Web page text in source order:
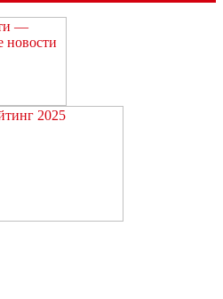
в Тульской области на сайте